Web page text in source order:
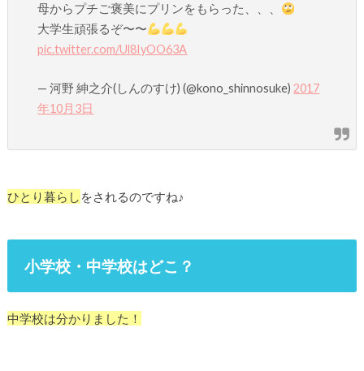
母からプチご褒美にプリンをもらった、、、
大学生頑張るぞ〜〜
pic.twitter.com/Ul8IyOO63A
— 河野 紳之介(しんのすけ) (@kono_shinnosuke)2017
年10月3日
ひとり暮らし をされるのですね♪
小学校・中学校はどこ？
中学校は分かりました！